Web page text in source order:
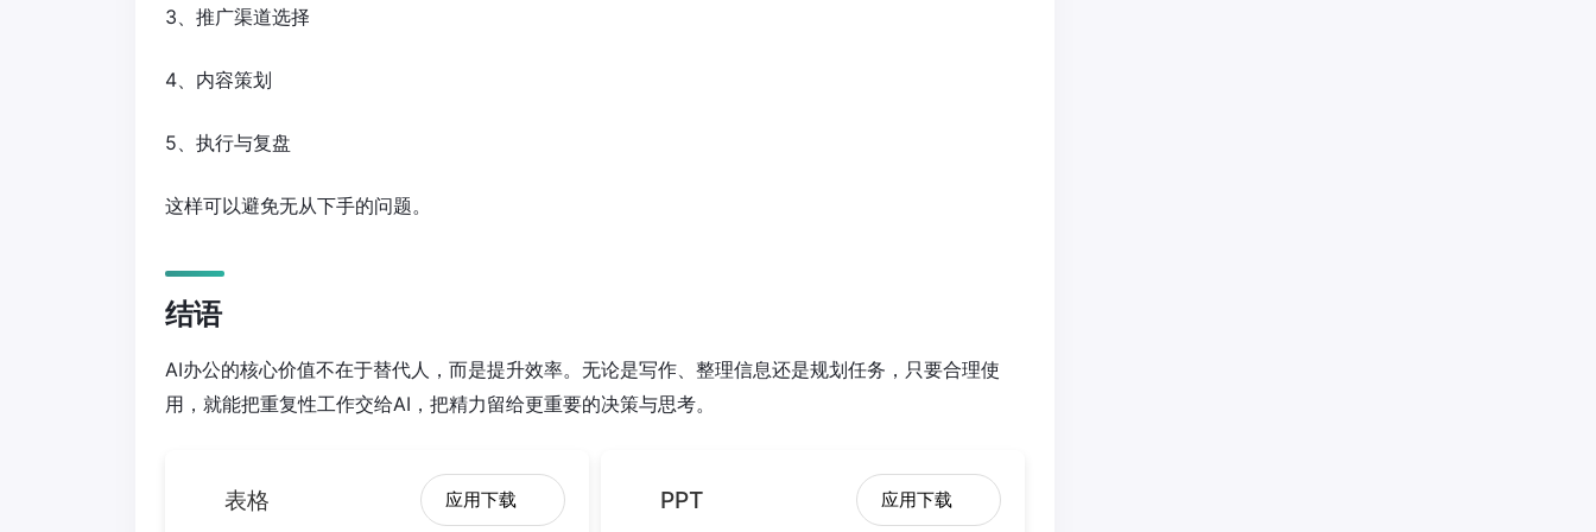
3、推广渠道选择
4、内容策划
5、执行与复盘
这样可以避免无从下手的问题。
结语
AI办公的核心价值不在于替代人，而是提升效率。无论是写作、整理信息还是规划任务，只要合理使
用，就能把重复性工作交给AI，把精力留给更重要的决策与思考。
表格 应用下载 PPT 应用下载